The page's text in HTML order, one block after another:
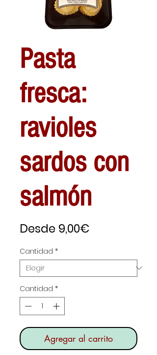
Pasta
fresca:
ravioles
sardos con
salmón
Desde 9,00€
oferta
Cantidad *
Cantidad *
Agregar al carrito